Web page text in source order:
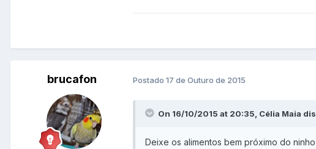
brucafon Postado 17 de Outuro de 2015
On 16/10/2015 at 20:35, Célia Maia
Deixe os alimentos bem próximo do